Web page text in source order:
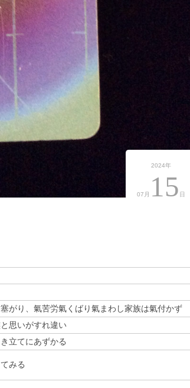
2024年
07月 15 日
がり、氣苦労氣くばり氣まわし家族は氣付かず
思いがすれ違い
立てにあずかる
みる